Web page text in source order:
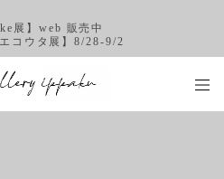
展】web 販売中
コウタ展】8/28-9/2